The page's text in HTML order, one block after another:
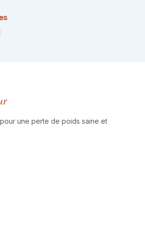
une perte de poids saine et